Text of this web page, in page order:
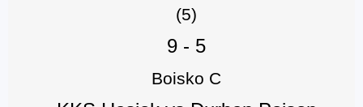
(5)
9 - 5
Boisko C